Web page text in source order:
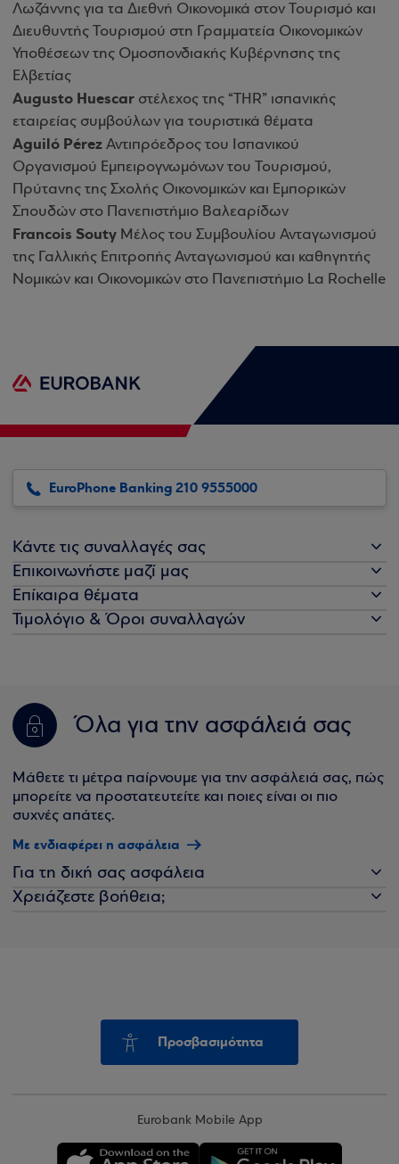
Λωζάννης για τα Διεθνή Οικονομικά στον Τουρισμό και
Διευθυντής Τουρισμού στη Γραμματεία Οικονομικών
Υποθέσεων της Ομοσπονδιακής Κυβέρνησης της
Ελβετίας
Augusto Huescar στέλεχος της “THR” ισπανικής
εταιρείας συμβούλων για τουριστικά θέματα
Aguiló Pérez Αντιπρόεδρος του Ισπανικού
Οργανισμού Εμπειρογνωμόνων του Τουρισμού,
Πρύτανης της Σχολής Οικονομικών και Εμπορικών
Σπουδών στο Πανεπιστήμιο Βαλεαρίδων
Francois Souty Μέλος του Συμβουλίου Ανταγωνισμού
της Γαλλικής Επιτροπής Ανταγωνισμού και καθηγητής
Νομικών και Οικονομικών στο Πανεπιστήμιο La Rochelle
EuroPhone Banking 210 9555000
Κάντε τις συναλλαγές σας
Επικοινωνήστε μαζί μας
Επίκαιρα θέματα
Τιμολόγιο & Όροι συναλλαγών
Όλα για την ασφάλειά σας
Μάθετε τι μέτρα παίρνουμε για την ασφάλειά σας, πώς
μπορείτε να προστατευτείτε και ποιες είναι οι πιο
συχνές απάτες.
Με ενδιαφέρει η ασφάλεια
Για τη δική σας ασφάλεια
Χρειάζεστε βοήθεια;
Προσβασιμότητα
Eurobank Mobile App